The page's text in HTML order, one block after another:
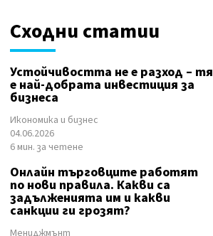
Сходни статии
Устойчивостта не е разход – тя
е най-добрата инвестиция за
бизнеса
Икономика и бизнес
04.06.2026
6 мин. за четене
Онлайн търговците работят
по нови правила. Какви са
задълженията им и какви
санкции ги грозят?